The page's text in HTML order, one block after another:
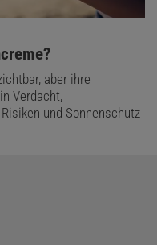
aber ihre
Verdacht,
und Sonnenschutz